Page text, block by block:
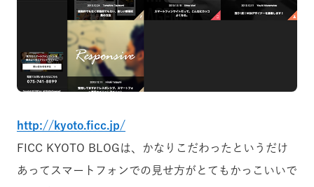
http://kyoto.ficc.jp/
FICC KYOTO BLOGは、かなりこだわったというだけ
あってスマートフォンでの見せ方がとてもかっこいいで